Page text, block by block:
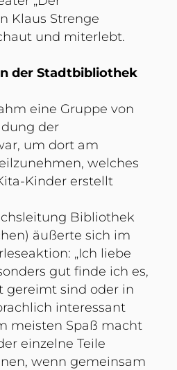
Klaus Strenge
und miterlebt.
der Stadtbibliothek
eine Gruppe von
der
um dort am
welches
Kinder erstellt
Bibliothek
äußerte sich im
„Ich liebe
gut finde ich es,
gereimt sind oder in
interessant
meisten Spaß macht
einzelne Teile
wenn gemeinsam